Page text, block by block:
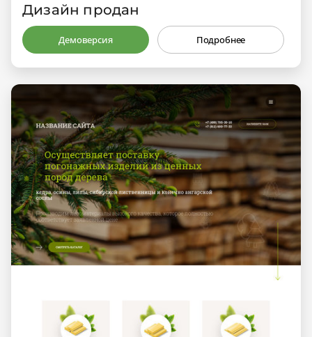
Дизайн продан
Демоверсия Подробнее